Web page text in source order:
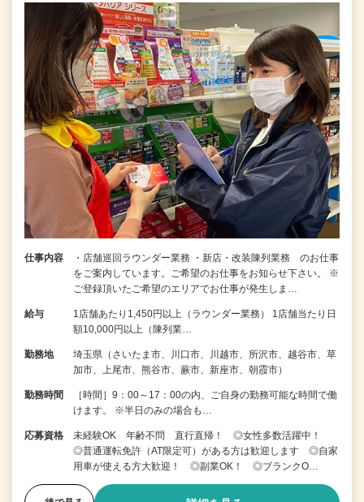
仕事内容
・店舗巡回ラウンダー業務 ・新店・改装陳列業務 のお仕事
をご案内しています。ご希望のお仕事をお知らせ下さい。 ※
ご登録頂いたご希望のエリアでお仕事が発生しま…
給与
1店舗あたり1,450円以上（ラウンダー業務） 1店舗当たり日
額10,000円以上（陳列業…
勤務地
埼玉県（さいたま市、川口市、川越市、所沢市、越谷市、草
加市、上尾市、熊谷市、蕨市、新座市、朝霞市）
勤務時間
［時間］9：00～17：00の内、ご自身の勤務可能な時間で働
けます。 ※半日のみの場合も…
応募資格
未経験OK 年齢不問 直行直帰！ ◎女性多数活躍中！
◎普通運転免許（AT限定可）がある方は歓迎します ◎自家
用車が使える方大歓迎！ ◎副業OK！ ◎ブランクO…